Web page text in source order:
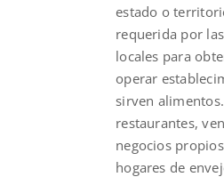
estado o
requerida por
locales para
operar
sirven
restaurantes,
negocios
hogares de